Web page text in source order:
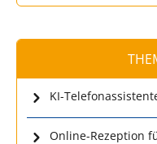
KI-
Online-Rezeption